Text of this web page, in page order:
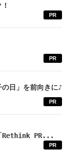
PR
PR
日」を前向きに♪
PR
Rethink PR...
PR